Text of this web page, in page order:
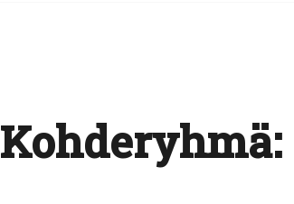
Kohderyhmä: